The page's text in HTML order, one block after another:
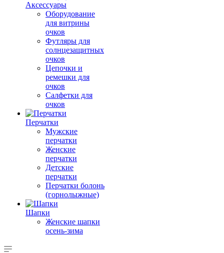
Аксессуары
Оборудование
для витрины
очков
Футляры для
солнцезащитных
очков
Цепочки и
ремешки для
очков
Салфетки для
очков
Перчатки
Мужские
перчатки
Женские
перчатки
Детские
перчатки
Перчатки болонь
(горнолыжные)
Шапки
Женские шапки
осень-зима